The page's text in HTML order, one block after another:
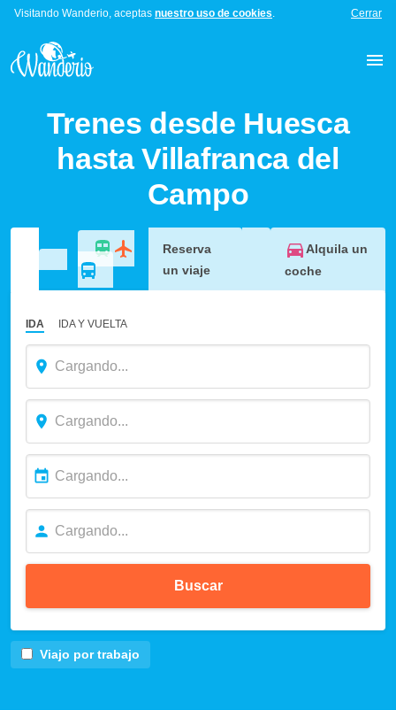
Visitando Wanderio, aceptas nuestro uso de cookies. Cerrar
Trenes desde Huesca
hasta Villafranca del
Campo
Reserva
un viaje
Alquila un
coche
IDA IDA Y VUELTA
Buscar
Viajo por trabajo